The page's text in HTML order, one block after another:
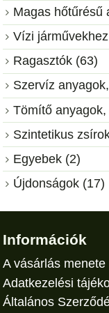
Magas hőtűrésű
Vízi
Ragasztók (63)
Szervíz
Tömítő
Szintetikus
Egyebek (2)
Újdonságok (17)
Információk
A vásárlás menete
Adatkezelési
Általános